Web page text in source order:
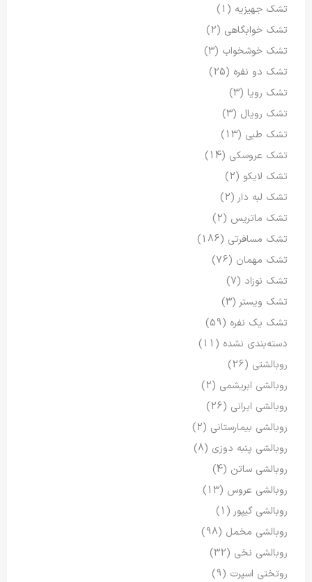
تشک جهیزیه (1)
تشک خوابگاهی (2)
تشک خوشخواب (3)
تشک دو نفره (25)
تشک رویا (3)
تشک رویال (3)
تشک طبی (13)
تشک عروسکی (14)
تشک لایکو (2)
تشک لبه دار (2)
تشک ماتریس (2)
تشک مسافرتی (186)
تشک مهمان (76)
تشک نوزاد (7)
تشک ویستر (3)
تشک یک نفره (59)
دسته‌بندی نشده (11)
روبالشتی (26)
روبالشی ابریشمی (2)
روبالشی ایرانی (26)
روبالشی بیمارستانی (2)
روبالشی پنبه دوزی (8)
روبالشی ساتن (4)
روبالشی عروس (13)
روبالشی گیپور (1)
روبالشی مخمل (98)
روبالشی نخی (32)
روتختی اسپرت (9)